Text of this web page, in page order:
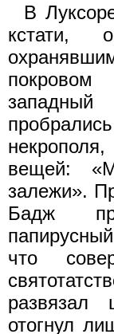
В
кстати,
покровом
вещей:
залежи».
Бадж
что
развязал
отогнул